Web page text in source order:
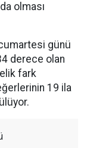
olması
günü
derece olan
fark
19 ila